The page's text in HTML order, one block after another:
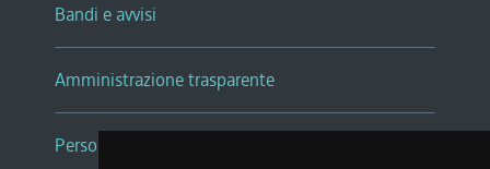
Bandi e avvisi
Amministrazione trasparente
Persone e Uffici